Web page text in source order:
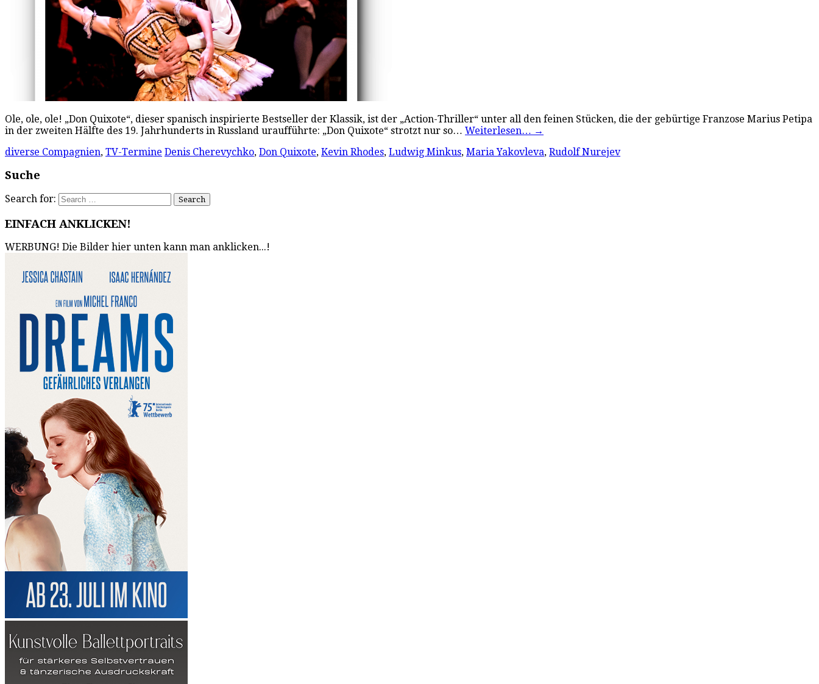
Ole, ole, ole! „Don Quixote“, dieser spanisch inspirierte Bestseller der Klassik, ist der „Action-Thriller“ unter all den feinen Stücken, die der gebürtige Franzose Marius Petipa
in der zweiten Hälfte des 19. Jahrhunderts in Russland uraufführte: „Don Quixote“ strotzt nur so… Weiterlesen… →
diverse Compagnien, TV-Termine Denis Cherevychko, Don Quixote, Kevin Rhodes, Ludwig Minkus, Maria Yakovleva, Rudolf Nurejev
Suche
Search for:
EINFACH ANKLICKEN!
WERBUNG! Die Bilder hier unten kann man anklicken...!